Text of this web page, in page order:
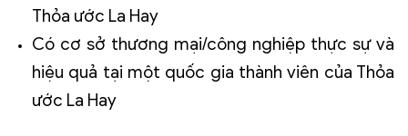
Thỏa ước La Hay
Có cơ sở thương mại/công nghiệp thực sự và
hiệu quả tại một quốc gia thành viên của Thỏa
ước La Hay